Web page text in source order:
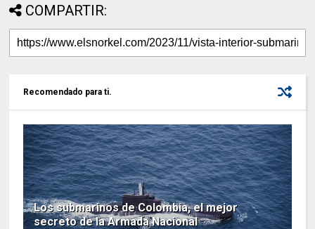
COMPARTIR:
Recomendado para ti.
Los submarinos de Colombia, el mejor
secreto de la Armada Nacional